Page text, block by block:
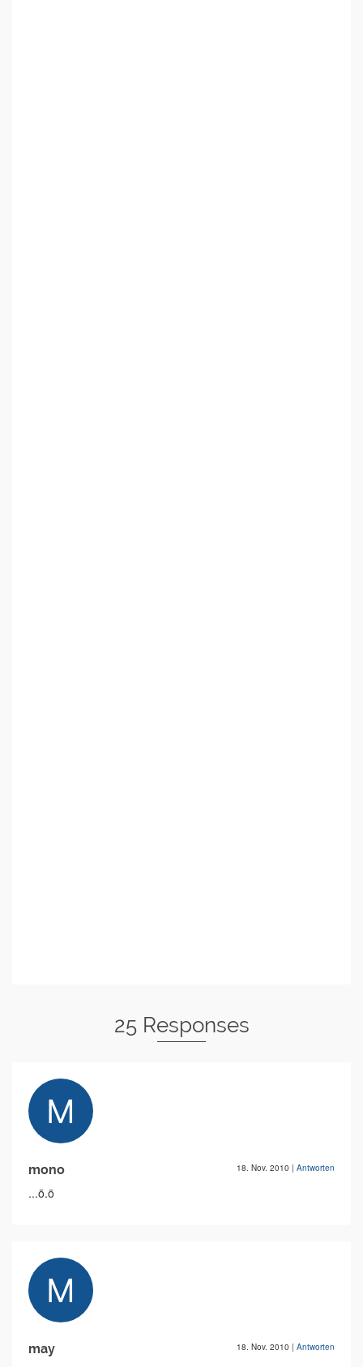
25 Responses
mono 18. Nov. 2010 | Antworten
...ö.ö
may 18. Nov. 2010 | Antworten